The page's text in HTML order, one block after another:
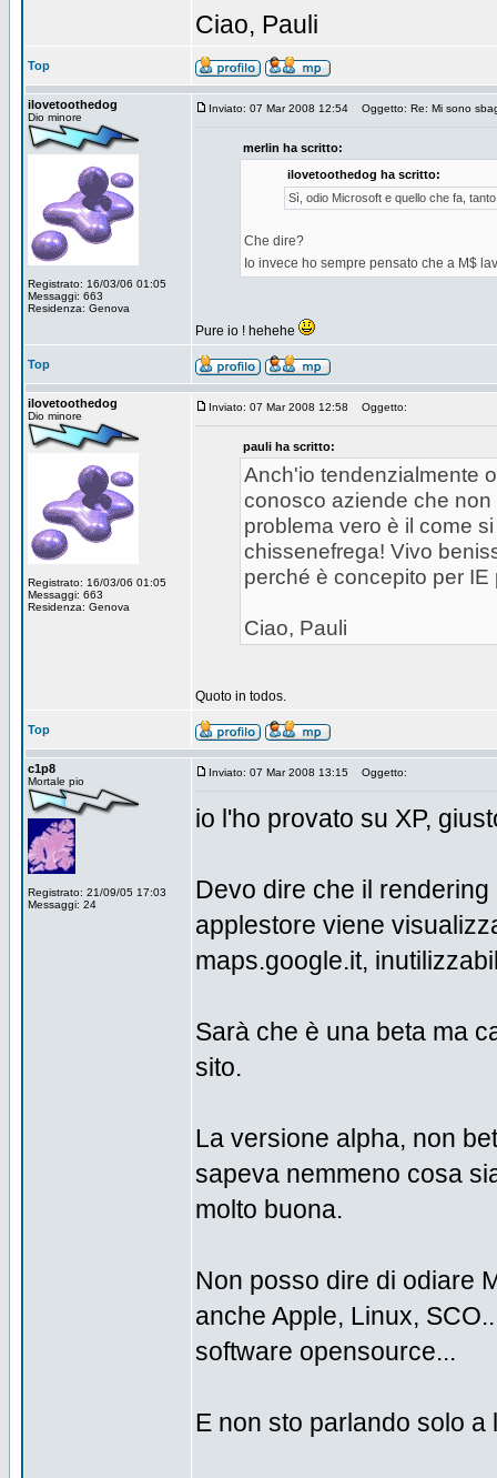
Ciao, Pauli
Top
ilovetoothedog
Dio minore
Registrato: 16/03/06 01:05
Messaggi: 663
Residenza: Genova
Inviato: 07 Mar 2008 12:54 Oggetto: Re: Mi sono
merlin ha scritto:
ilovetoothedog ha scritto:
Sì, odio Microsoft e quello che fa,
Che dire?
Io invece ho sempre pensato che a M$
Pure io ! hehehe
Top
ilovetoothedog
Dio minore
Registrato: 16/03/06 01:05
Messaggi: 663
Residenza: Genova
Inviato: 07 Mar 2008 12:58 Oggetto:
pauli ha scritto:
Anch'io tendenzialmente
conosco aziende che
problema vero è il come
chissenefrega! Vivo
perché è concepito per
Ciao, Pauli
Quoto in todos.
Top
c1p8
Mortale pio
Registrato: 21/09/05 17:03
Messaggi: 24
Inviato: 07 Mar 2008 13:15 Oggetto:
io l'ho provato su XP,
Devo dire che il
applestore viene
maps.google.it,
Sarà che è una beta ma
sito.
La versione alpha, non
sapeva nemmeno cosa
molto buona.
Non posso dire di odiare
anche Apple, Linux,
software opensource...
E non sto parlando solo